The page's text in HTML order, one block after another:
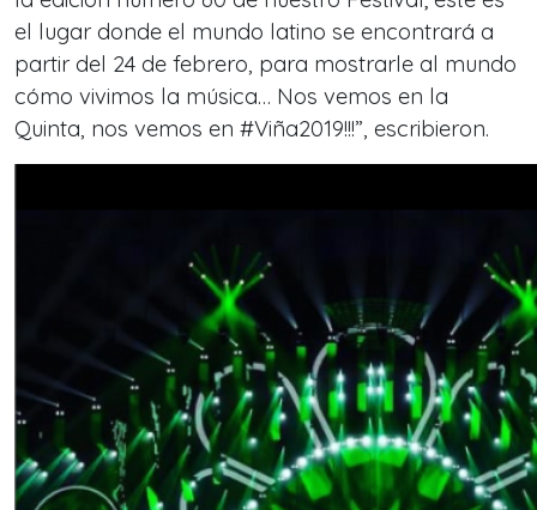
el lugar donde el mundo latino se encontrará a
partir del 24 de febrero, para mostrarle al mundo
cómo vivimos la música… Nos vemos en la
Quinta, nos vemos en #Viña2019!!!”, escribieron.